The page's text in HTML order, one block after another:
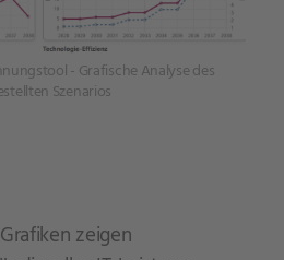
- Grafische Analyse des
Szenarios
zeigen